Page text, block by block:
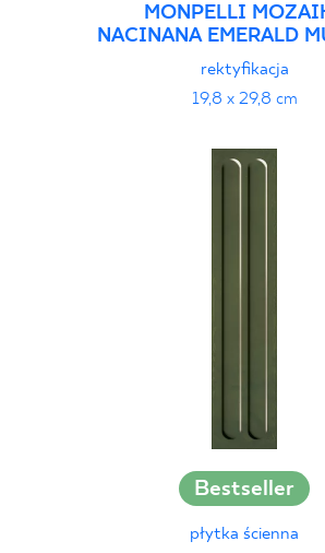
MONPELLI
NACINANA EMERALD
rektyfikacja
19,8 x 29,8 cm
Bestseller
płytka ścienna